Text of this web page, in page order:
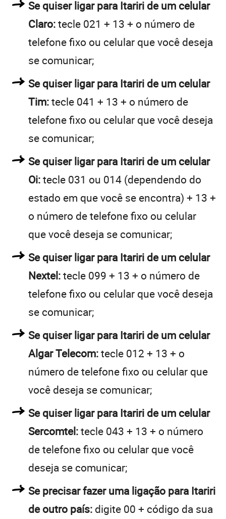
Se quiser ligar para Itariri de um celular
Claro:tecle 021 + 13 + o número de
telefone fixo ou celular que você deseja
se comunicar;
Se quiser ligar para Itariri de um celular
Tim:tecle 041 + 13 + o número de
telefone fixo ou celular que você deseja
se comunicar;
Se quiser ligar para Itariri de um celular
Oi:tecle 031 ou 014 (dependendo do
estado em que você se encontra) + 13 +
o número de telefone fixo ou celular
que você deseja se comunicar;
Se quiser ligar para Itariri de um celular
Nextel:tecle 099 + 13 + o número de
telefone fixo ou celular que você deseja
se comunicar;
Se quiser ligar para Itariri de um celular
Algar Telecom:tecle 012 + 13 + o
número de telefone fixo ou celular que
você deseja se comunicar;
Se quiser ligar para Itariri de um celular
Sercomtel:tecle 043 + 13 + o número
de telefone fixo ou celular que você
deseja se comunicar;
Se precisar fazer uma ligação para Itariri
de outro país: digite 00 + código da sua